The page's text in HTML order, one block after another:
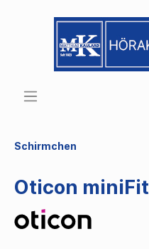
Schirmchen
Oticon